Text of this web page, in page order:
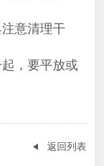
意清理干
，要平放或
返回列表